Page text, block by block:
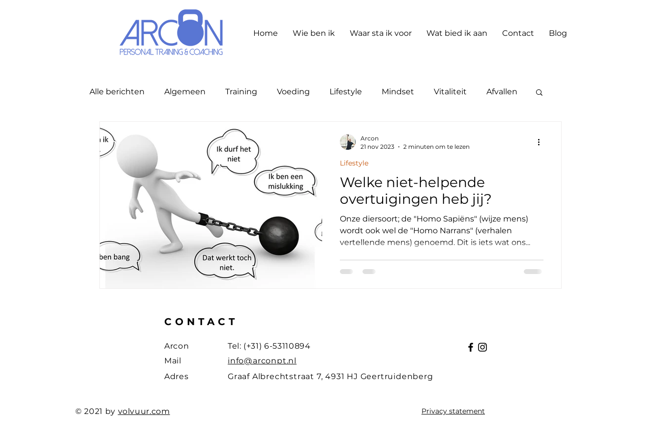
Home Wie ben ik Waar sta ik voor Wat bied ik aan Contact Blog
Alle berichten Algemeen Training Voeding Lifestyle Mindset Vitaliteit Afvallen
Welke niet-helpende
overtuigingen heb jij?
Onze diersoort; de "Homo Sapiëns" (wijze mens)
wordt ook wel de "Homo Narrans" (verhalen
vertellende mens) genoemd. Dit is iets wat ons...
Lifestyle
Arcon
21 nov 2023
2 minuten om te lezen
CONTACT
Arcon
Tel: (+31) 6-53110894
Mail
info@arconpt.nl
Adres
Graaf Albrechtstraat 7, 4931 HJ Geertruidenberg
© 2021 by volvuur.com Privacy statement